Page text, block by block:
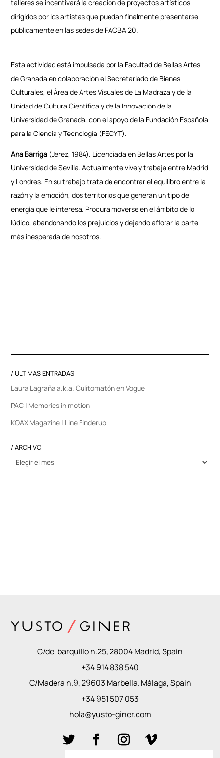
talleres se incentivará la creación de proyectos artísticos
dirigidos por los artistas que puedan finalmente presentarse
públicamente en las sedes de FACBA 20.
Esta actividad está impulsada por la Facultad de Bellas Artes
de Granada en colaboración el Secretariado de Bienes
Culturales, el Área de Artes Visuales de La Madraza y de la
Unidad de Cultura Científica y de la Innovación de la
Universidad de Granada, con el apoyo de la Fundación Española
para la Ciencia y Tecnología (FECYT).
Ana Barriga (Jerez, 1984). Licenciada en Bellas Artes por la
Universidad de Sevilla. Actualmente vive y trabaja entre Madrid
y Londres. En su trabajo trata de encontrar el equilibro entre la
razón y la emoción, dos territorios que generan un tipo de
energía que le interesa. Procura moverse en el ámbito de lo
lúdico, abandonando los prejuicios y dejando aflorar la parte
más inesperada de nosotros.
/ ÚLTIMAS ENTRADAS
Laura Lagraña a.k.a. Culitomatón en Vogue
PAC | Memories in motion
KOAX Magazine | Line Finderup
/ ARCHIVO
C/del barquillo n.25, 28004 Madrid, Spain
+34 914 838 540
C/Madera n.9, 29603 Marbella. Málaga, Spain
+34 951 507 053
hola@yusto-giner.com